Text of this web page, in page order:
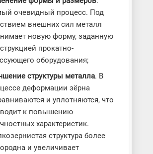
очевидный процесс. Под
внешних сил металл
новую форму, заданную
прокатно-
оборудования;
структуры металла. В
деформации зёрна
и уплотняются, что
к повышению
характеристик.
структура более
и увеличивает